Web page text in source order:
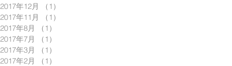
2017年12月
（1）
2017年11月
（1）
2017年8月
（1）
2017年7月
（1）
2017年3月
（1）
2017年2月
（1）